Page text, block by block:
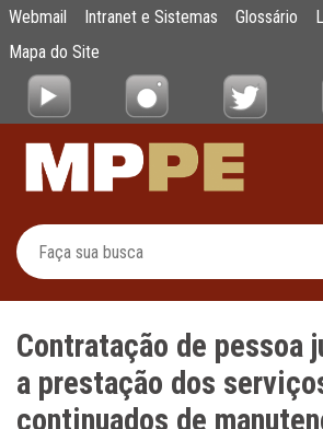
Pular para o Conteúdo principal
Contratação de pessoa
Webmail Intranet e Sistemas Glossário
Mapa do Site
Contratação de pessoa
a prestação dos
continuados de